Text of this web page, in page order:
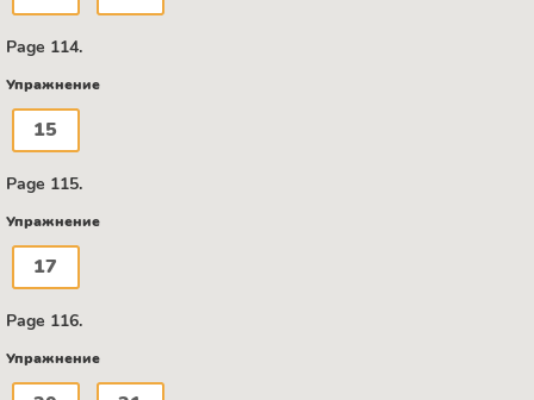
Page 114.
Упражнение
15
Page 115.
Упражнение
17
Page 116.
Упражнение